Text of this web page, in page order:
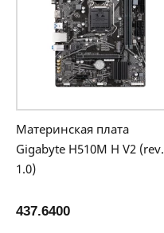
Материнская плата
Gigabyte H510M H V2 (rev.
1.0)
437.6400